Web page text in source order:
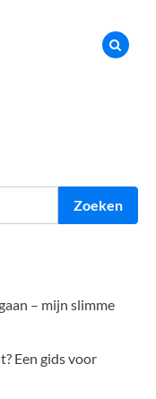
Zoeken
– mijn slimme
Een gids voor